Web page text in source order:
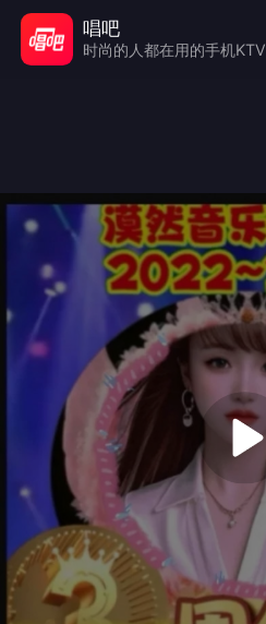
唱吧
时尚的人都在用的手机KTV